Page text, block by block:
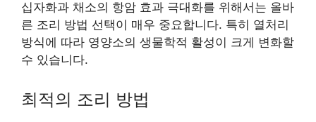
십자화과 채소의 항암 효과 극대화를 위해서는 올바
른 조리 방법 선택이 매우 중요합니다. 특히 열처리
방식에 따라 영양소의 생물학적 활성이 크게 변화할
수 있습니다.
최적의 조리 방법